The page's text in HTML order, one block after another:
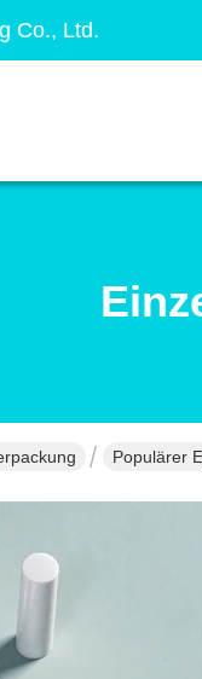
Co., Ltd.
Populärer